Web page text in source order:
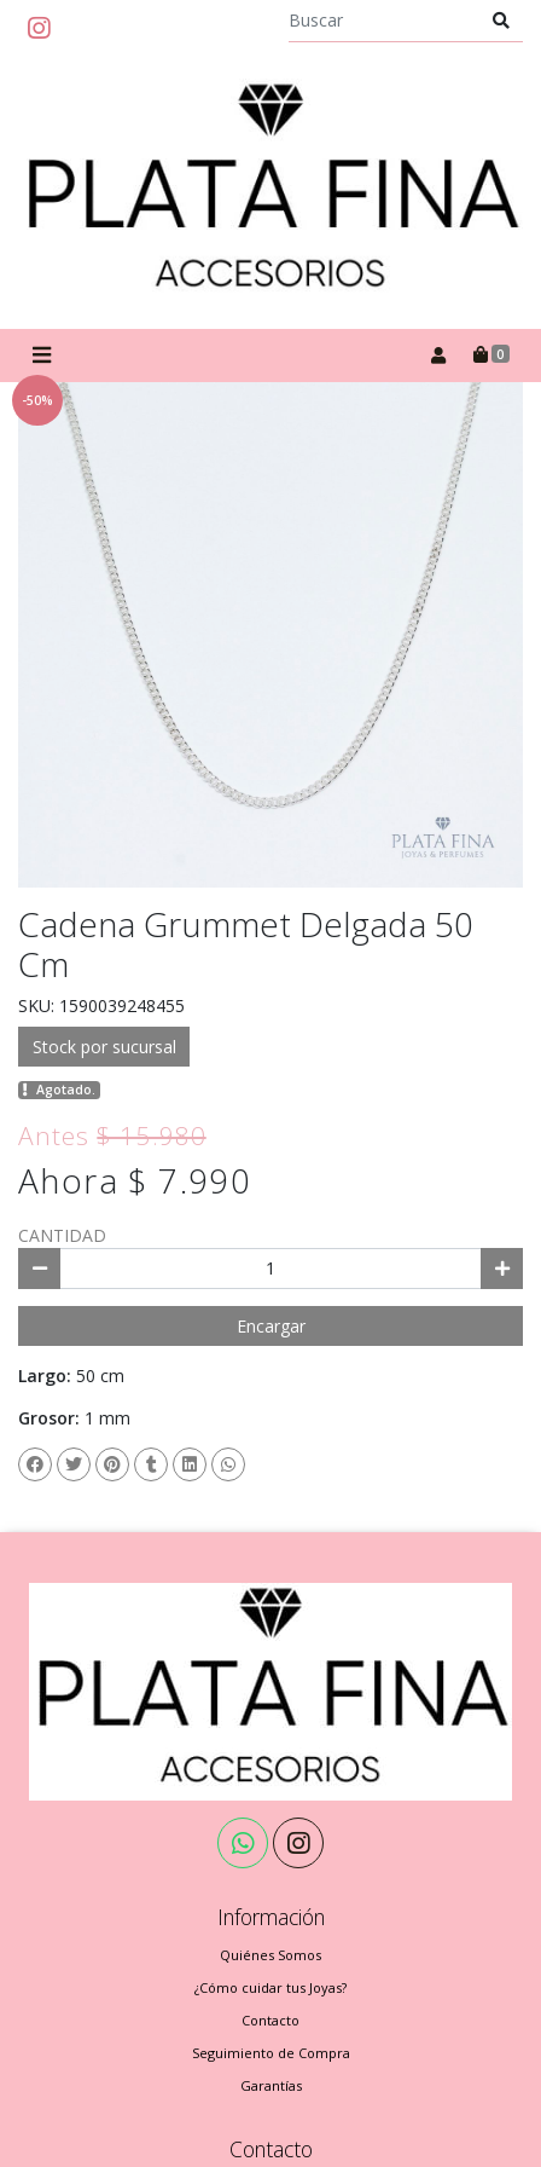
0
-50%
Cadena Grummet Delgada 50
Cm
SKU: 1590039248455
Stock por sucursal
Agotado.
Antes$ 15.980
Ahora $ 7.990
CANTIDAD
Encargar
Largo: 50 cm
Grosor: 1 mm
Información
Quiénes Somos
¿Cómo cuidar tus Joyas?
Contacto
Seguimiento de Compra
Garantías
Contacto